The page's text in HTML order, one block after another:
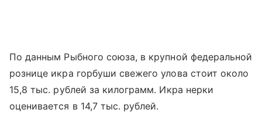
По данным Рыбного союза, в крупной федеральной
рознице икра горбуши свежего улова стоит около
15,8 тыс. рублей за килограмм. Икра нерки
оценивается в 14,7 тыс. рублей.